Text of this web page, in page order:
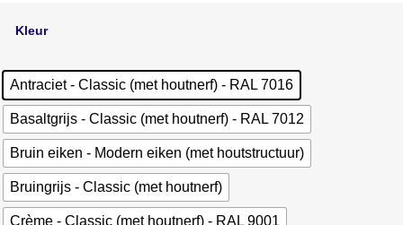
Kleur
Antraciet - Classic (met houtnerf) - RAL 7016
Basaltgrijs - Classic (met houtnerf) - RAL 7012
Bruin eiken - Modern eiken (met houtstructuur)
Bruingrijs - Classic (met houtnerf)
Crème - Classic (met houtnerf) - RAL 9001